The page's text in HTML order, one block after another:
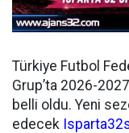
Türkiye Futbol
Grup’ta 2026-
belli oldu. Yeni
edecek